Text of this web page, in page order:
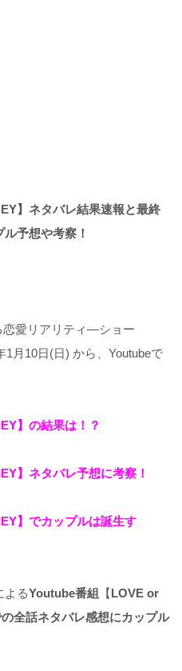
】ネタバレ結果速報と最終
予想や考察！
恋愛リアリティ―ショー
1月10日(日) から、Youtubeで
】の結果は！？
】ネタバレ予想に考察！
】でカップルは誕生す
よるYoutube番組 【LOVE or
全話ネタバレ感想にカップル